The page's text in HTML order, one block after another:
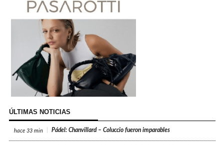
ÚLTIMAS NOTICIAS
hace 33 min Pádel: Chanvillard – Coluccio fueron imparables